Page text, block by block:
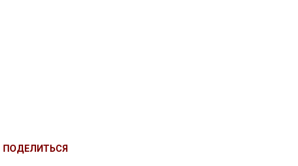
ПОДЕЛИТЬСЯ